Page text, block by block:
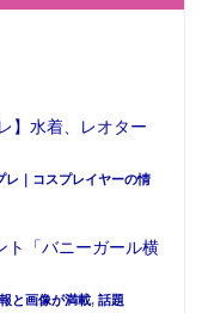
】水着、レオター
レ｜コスプレイヤーの情
ト「バニーガール横
と画像が満載, 話題